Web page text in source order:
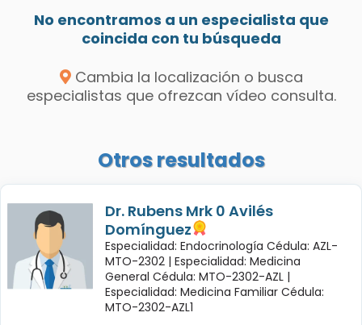
No encontramos a un especialista que
coincida con tu búsqueda
Cambia la localización o busca
especialistas que ofrezcan vídeo consulta.
Otros resultados
Dr. Rubens Mrk 0 Avilés
Domínguez
Especialidad: Endocrinología Cédula: AZL-
MTO-2302 | Especialidad: Medicina
General Cédula: MTO-2302-AZL |
Especialidad: Medicina Familiar Cédula:
MTO-2302-AZL1